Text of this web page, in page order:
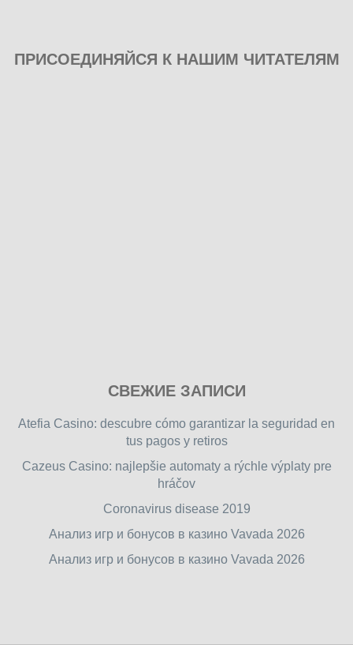
ПРИСОЕДИНЯЙСЯ К НАШИМ ЧИТАТЕЛЯМ
free
games
games.
СВЕЖИЕ ЗАПИСИ
Atefia Casino: descubre cómo garantizar la seguridad en
tus pagos y retiros
Cazeus Casino: najlepšie automaty a rýchle výplaty pre
hráčov
Coronavirus disease 2019
Анализ игр и бонусов в казино Vavada 2026
Анализ игр и бонусов в казино Vavada 2026